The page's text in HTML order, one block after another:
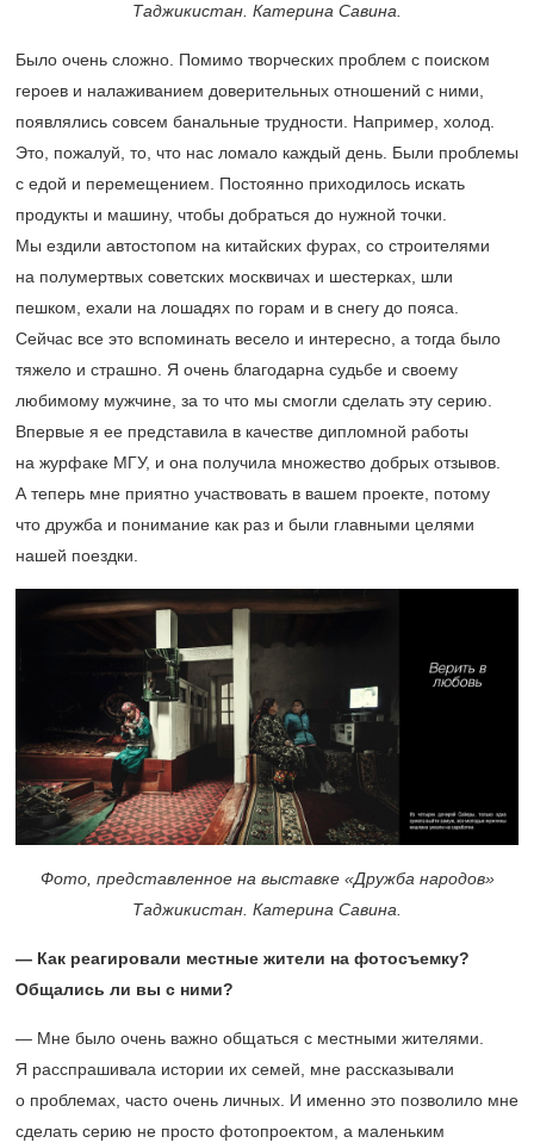
Таджикистан. Катерина Савина.
Было очень сложно. Помимо творческих проблем с поиском
героев и налаживанием доверительных отношений с ними,
появлялись совсем банальные трудности. Например, холод.
Это, пожалуй, то, что нас ломало каждый день. Были проблемы
с едой и перемещением. Постоянно приходилось искать
продукты и машину, чтобы добраться до нужной точки.
Мы ездили автостопом на китайских фурах, со строителями
на полумертвых советских москвичах и шестерках, шли
пешком, ехали на лошадях по горам и в снегу до пояса.
Сейчас все это вспоминать весело и интересно, а тогда было
тяжело и страшно. Я очень благодарна судьбе и своему
любимому мужчине, за то что мы смогли сделать эту серию.
Впервые я ее представила в качестве дипломной работы
на журфаке МГУ, и она получила множество добрых отзывов.
А теперь мне приятно участвовать в вашем проекте, потому
что дружба и понимание как раз и были главными целями
нашей поездки.
Фото, представленное на выставке «Дружба народов»
Таджикистан. Катерина Савина.
— Как реагировали местные жители на фотосъемку?
Общались ли вы с ними?
— Мне было очень важно общаться с местными жителями.
Я расспрашивала истории их семей, мне рассказывали
о проблемах, часто очень личных. И именно это позволило мне
сделать серию не просто фотопроектом, а маленьким